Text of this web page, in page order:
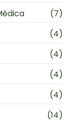
(7)
(4)
(4)
(4)
(4)
(14)